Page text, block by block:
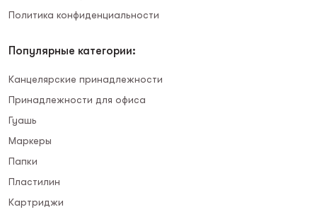
Политика конфиденциальности
Популярные категории:
Канцелярские принадлежности
Принадлежности для офиса
Гуашь
Маркеры
Папки
Пластилин
Картриджи